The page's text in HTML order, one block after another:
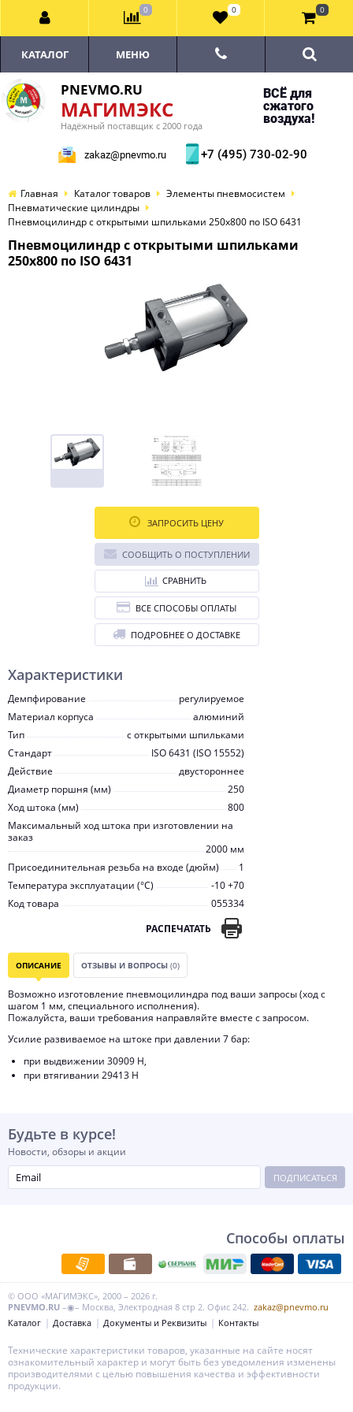
PNEVMO.RU
МАГИМЭКС
Надёжный поставщик с 2000 года
ВСЁ для
сжатого
воздуха!
zakaz@pnevmo.ru +7 (495) 730-02-90
КАТАЛОГ МЕНЮ
Главная Каталог товаров
Элементы пневмосистем
Пневматические цилиндры
Пневмоцилиндр с открытыми шпильками 250x800 по ISO 6431
Пневмоцилиндр с открытыми шпильками
250x800 по ISO 6431
Характеристики
Демпфирование
регулируемое
Материал корпуса
алюминий
Тип
с открытыми шпильками
Стандарт
ISO 6431 (ISO 15552)
Действие
двустороннее
Диаметр поршня (мм)
250
Ход штока (мм)
800
Максимальный ход штока при изготовлении на
заказ
2000 мм
Присоединительная резьба на входе (дюйм)
1
Температура эксплуатации (°С)
-10 +70
Код товара
055334
РАСПЕЧАТАТЬ
ЗАПРОСИТЬ ЦЕНУ
СООБЩИТЬ О ПОСТУПЛЕНИИ
СРАВНИТЬ
ВСЕ СПОСОБЫ ОПЛАТЫ
ПОДРОБНЕЕ О ДОСТАВКЕ
ОПИСАНИЕ ОТЗЫВЫ И ВОПРОСЫ (0)
Возможно изготовление пневмоцилиндра под ваши запросы (ход с
шагом 1 мм, специального исполнения).
Пожалуйста, ваши требования направляйте вместе с запросом.
Усилие развиваемое на штоке при давлении 7 бар:
при выдвижении 30909 Н,
при втягивании 29413 Н
Будьте в курсе!
Новости, обзоры и акции
ПОДПИСАТЬСЯ
Способы оплаты
© ООО «МАГИМЭКС», 2000 – 2026 г.
PNEVMO.RU –◉– Москва, Электродная 8 стр 2. Офис 242. zakaz@pnevmo.ru
Каталог
Доставка Документы и Реквизиты Контакты
0 0 0
Технические характеристики товаров, указанные на сайте носят
ознакомительный характер и могут быть без уведомления изменены
производителями с целью повышения качества и эффективности
продукции.